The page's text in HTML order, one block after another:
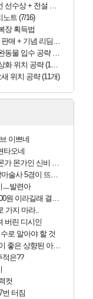
[82]
[35]
터짐
[76]
어 TOP 10 직업별 분포
보초는 너무 힘들어
에 온라인 기능이 있는데
와일즈’, 30~40fps 목표
이션 오픈 트레일러
전설 레이피어 획득법
노트 (7/16)
장 획득법
기념 리딤 코드 배포
물 입수 공략 (8개)
위치 공략 (11개)
위치 공략 (11개)
이쁘네
타오네
가인 신비 치어리더
사 5경이 뜨네요
ㅡ발련아
래 결제 취소하고 나왔다
가지 마라..
버린 디시인
로 알아야 할 것
상향된 아제나 ㄷㄷ
적은??
컷
번 터짐